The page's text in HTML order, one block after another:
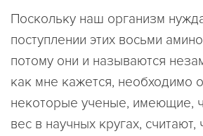
Поскольку наш организм
поступлении этих восьми
потому они и называются
как мне кажется, необходимо
некоторые ученые, имеющие,
вес в научных кругах,